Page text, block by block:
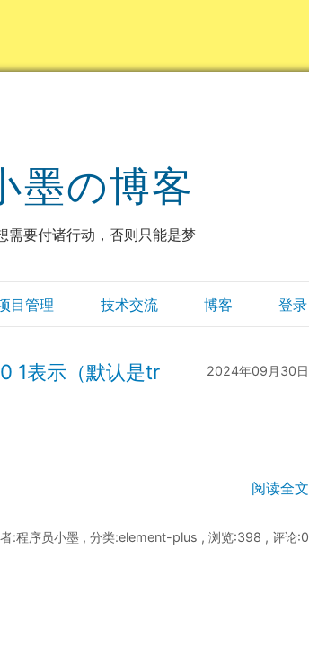
墨の博客
需要付诸行动，否则只能是梦
目管理 技术交流 博客 登录
2024年09月30日
1表示（默认是tr
阅读全文
:程序员小墨 , 分类:element-plus , 浏览:398 , 评论:0